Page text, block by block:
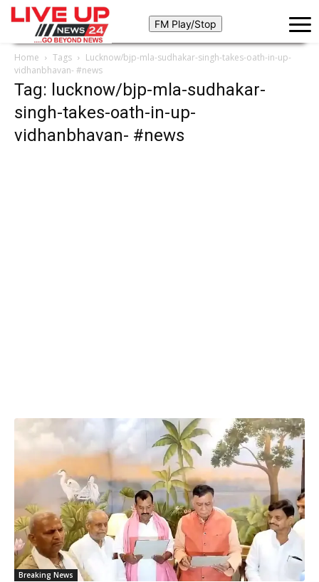
Home Tags
Lucknow/bjp-mla-sudhakar-singh-takes-oath-in-up-
vidhanbhavan- #news
Tag: lucknow/bjp-mla-sudhakar-
singh-takes-oath-in-up-
vidhanbhavan- #news
Breaking News